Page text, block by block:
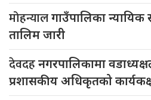
मोहन्यालगाउँपालिका
तालिम जारी
देवदहनगरपालिकामा
प्रशासकीय अधिकृतको